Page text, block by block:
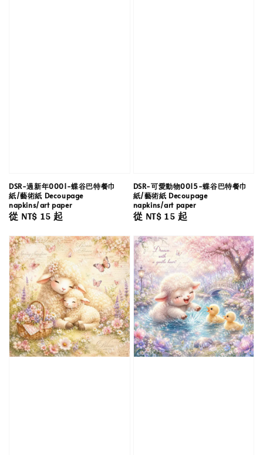
DSR-過新年0001-蝶谷巴特餐巾
紙/藝術紙 Decoupage
napkins/art paper
Regular
從 NT$ 15起
DSR-可愛動物0015-蝶谷巴特餐巾
紙/藝術紙 Decoupage
napkins/art paper
Regular
從 NT$ 15起